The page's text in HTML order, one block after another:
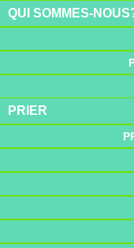
QUI SOMMES-
PRIER